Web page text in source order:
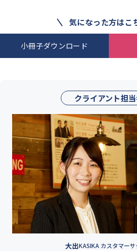
気になった方はこ
小冊子ダウンロード
クライアント担
大出KASIKA カスタマーサ